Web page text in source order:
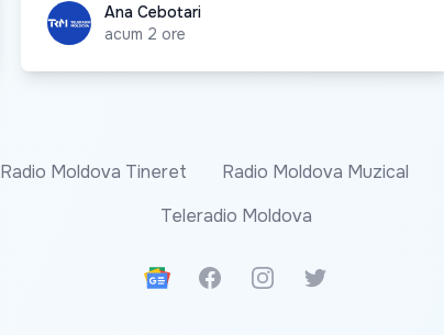
Ana CebotariAna Cebotari
acum 2 ore
Radio Moldova Tineret Radio Moldova Muzical
Teleradio Moldova
Google News
FacebookInstagramTwitter